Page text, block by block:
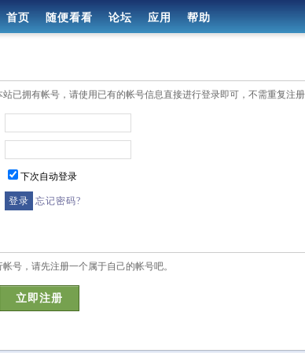
首页 随便看看 论坛 应用 帮助
已拥有帐号，请使用已有的帐号信息直接进行登录即可，不需重复注册
下次自动登录
忘记密码?
号，请先注册一个属于自己的帐号吧。
立即注册